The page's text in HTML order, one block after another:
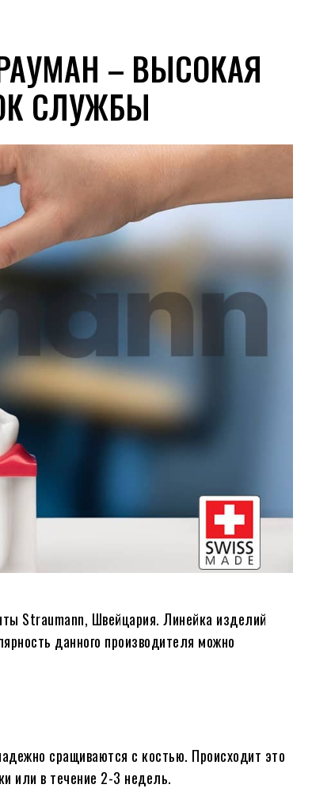
– ВЫСОКАЯ
СЛУЖБЫ
Straumann, Швейцария. Линейка изделий
данного производителя можно
сращиваются с костью. Происходит это
или в течение 2-3 недель.